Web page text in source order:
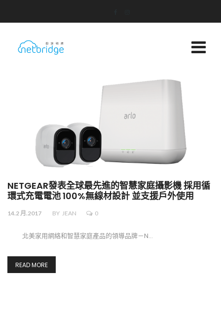
NETGEAR發表全球最先進的智慧家庭攝影機 採用循
環式充電電池 100%無線材設計 並支援戶外使用
14.2 月.2017 BY JEAN 0
北美家用網絡和智慧家庭產品的領導品牌－N…
READ MORE